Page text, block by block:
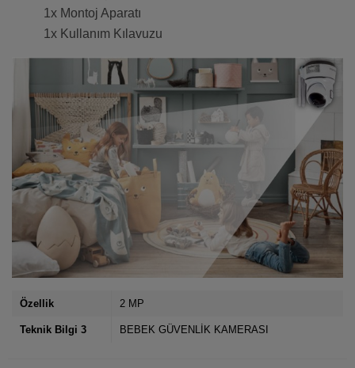
1x Montoj Aparatı
1x Kullanım Kılavuzu
Özellik 2 MP
Teknik Bilgi 3 BEBEK GÜVENLİK KAMERASI